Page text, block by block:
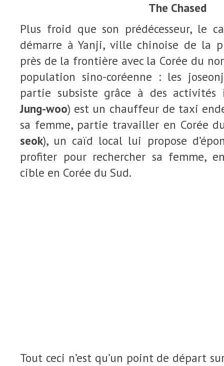
The Chased
Plus froid que son prédécesseur, le
démarre à Yanji, ville chinoise de la
près de la frontière avec la Corée du
population sino-coréenne : les
partie subsiste grâce à des activités
Jung-woo) est un chauffeur de taxi
sa femme, partie travailler en Corée
seok), un caïd local lui propose
profiter pour rechercher sa femme,
cible en Corée du Sud.
Tout ceci n’est qu’un point de départ